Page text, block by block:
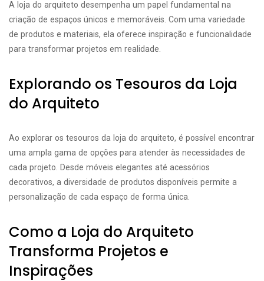
A loja do arquiteto desempenha um papel fundamental na
criação de espaços únicos e memoráveis. Com uma variedade
de produtos e materiais, ela oferece inspiração e funcionalidade
para transformar projetos em realidade.
Explorando os Tesouros da Loja
do Arquiteto
Ao explorar os tesouros da loja do arquiteto, é possível encontrar
uma ampla gama de opções para atender às necessidades de
cada projeto. Desde móveis elegantes até acessórios
decorativos, a diversidade de produtos disponíveis permite a
personalização de cada espaço de forma única.
Como a Loja do Arquiteto
Transforma Projetos e
Inspirações